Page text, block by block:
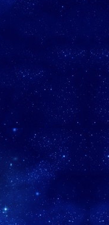
かりそめ天国
うの滋賀の魅力
ステーション